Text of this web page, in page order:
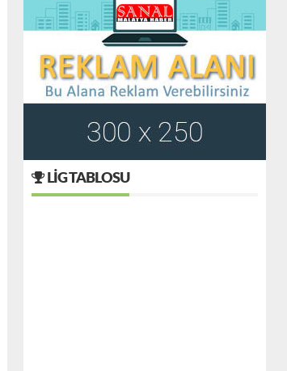
LIG TABLOSU